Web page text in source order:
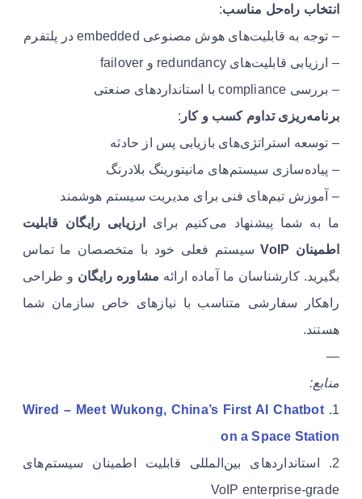
انتخاب راه‌حل مناسب:
– توجه به قابلیت‌های هوش مصنوعی embedded در پلتفرم
– ارزیابی قابلیت‌های redundancy و failover
– بررسی compliance با استانداردهای صنعتی
برنامه‌ریزی تداوم کسب و کار :
– توسعه استراتژی‌های بازیابی پس از حادثه
– پیاده‌سازی سیستم‌های مانیتورینگ بلادرنگ
– آموزش تیم‌های فنی برای مدیریت سیستم هوشمند
ما به شما پیشنهاد می‌کنیم برای
ارزیابی رایگان قابلیت
اطمینان VoIP
سیستم فعلی خود با متخصصان ما تماس
بگیرید. کارشناسان ما آماده ارائه مشاوره رایگان و طراحی
راهکار سفارشی متناسب با نیازهای خاص سازمان شما
هستند.
—
منابع:
1.
Wired – Meet Wukong, China’s First AI Chatbot
on a Space Station
2. استانداردهای بین‌المللی قابلیت اطمینان سیستم‌های
VoIP enterprise-grade